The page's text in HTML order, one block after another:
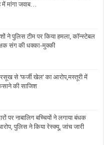
में मांगा जवाब…
ने पुलिस टीम पर किया हमला, कॉन्स्टेबल
संग की धक्का-मुक्की
से ‘फर्जी खेल’ का आरोप,मस्तूरी में
की साजिश
पर नाबालिग बच्चियों ने लगाया बंधक
पुलिस ने किया रेस्क्यू, जांच जारी